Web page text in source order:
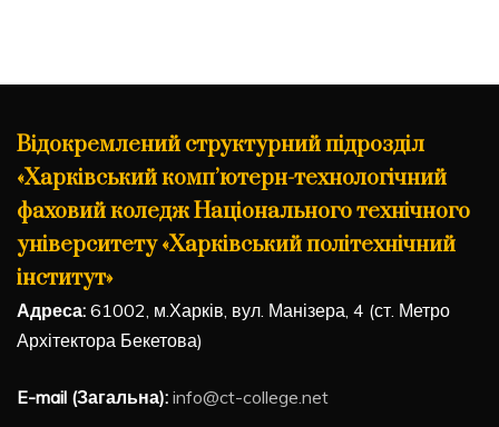
Відокремлений структурний підрозділ
«Харківський комп’ютерн-технологічний
фаховий коледж Національного технічного
університету «Харківський політехнічний
інститут»
Адреса: 61002, м.Харків, вул. Манізера, 4 (ст. Метро
Архітектора Бекетова)
E-mail (Загальна): info@ct-college.net